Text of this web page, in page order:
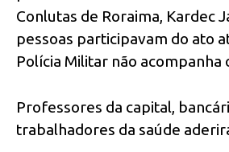
Conlutas de Roraima, Kardec
pessoas participavam do ato
Polícia Militar não acompanha
Professores da capital,
trabalhadores da saúde